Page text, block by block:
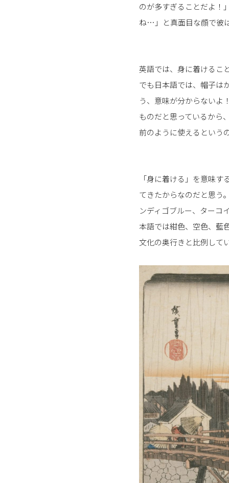
のが多すぎることだよ！
ね…」と真面目な顔で彼
英語では、身に着けるこ
でも日本語では、帽子は
う、意味が分からないよ
ものだと思っているから
前のように使えるという
「身に着ける」を意味
てきたからなのだと思う
ンディゴブルー、ターコ
本語では紺色、空色、藍
文化の奥行きと比例して